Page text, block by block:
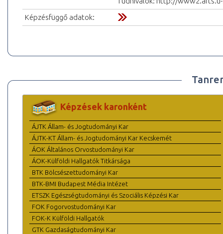
Képzésfüggő adatok:
Képzések karonként
ÁJTK Állam- és Jogtudományi Kar
ÁJTK-KT Állam- és Jogtudományi Kar Kecskemét
ÁOK Általános Orvostudományi Kar
ÁOK-Külföldi Hallgatók Titkársága
BTK Bölcsészettudományi Kar
BTK-BMI Budapest Média Intézet
ETSZK Egészségtudományi és Szociális Képzési Kar
FOK Fogorvostudományi Kar
FOK-K Külföldi Hallgatók
GTK Gazdaságtudományi Kar